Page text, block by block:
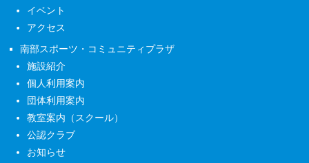
イベント
アクセス
南部スポーツ・コミュニティプラザ
施設紹介
個人利用案内
団体利用案内
教室案内（スクール）
公認クラブ
お知らせ